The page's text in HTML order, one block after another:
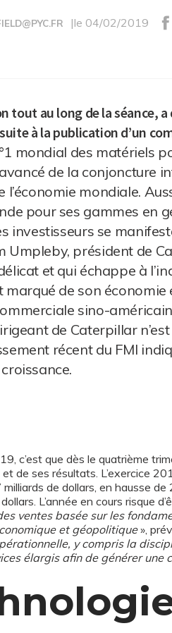
|le 04/02/2019
au long de la séance, a
à la publication d’un
mondial des matériels
de la conjoncture
mondiale.
pour ses gammes en
investisseurs se
Umpleby, président de
et qui échappe à
de son économie
sino-
de Caterpillar
récent du FMI
c’est que dès le quatrième
de ses résultats. L’exercice
de dollars, en hausse
L’année en cours risque
ventes basée sur les
et géopolitique»,
y compris la
élargis afin de générer une